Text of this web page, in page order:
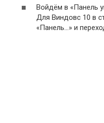
Войдём в «Панель
Для Виндовс 10 в
«Панель…» и